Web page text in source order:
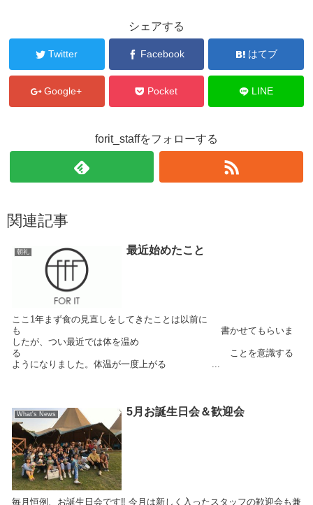
シェアする
Twitter Facebook はてブ
Google+ Pocket LINE
forit_staffをフォローする
関連記事
朝礼 最近始めたこと
ここ1年まず食の見直しをしてきたことは以前に
も 書かせてもらいま
したが、つい最近では体を温め
る ことを意識する
ようになりました。体温が一度上がる ...
What's News 5月お誕生日会＆歓迎会
毎月恒例、お誕生日会です‼ 今月は新しく入ったスタッフの歓迎会も兼